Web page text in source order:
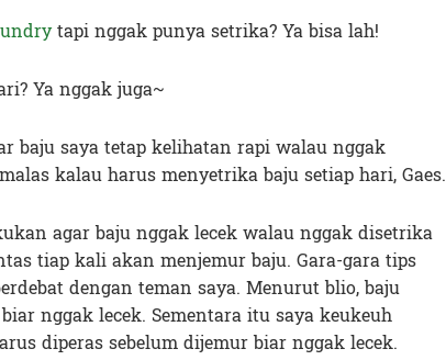
tapi nggak punya setrika? Ya bisa lah!
Ya nggak juga~
baju saya tetap kelihatan rapi walau nggak
kalau harus menyetrika baju setiap hari, Gaes.
agar baju nggak lecek walau nggak disetrika
tiap kali akan menjemur baju. Gara-gara tips
dengan teman saya. Menurut blio, baju
nggak lecek. Sementara itu saya keukeuh
diperas sebelum dijemur biar nggak lecek.